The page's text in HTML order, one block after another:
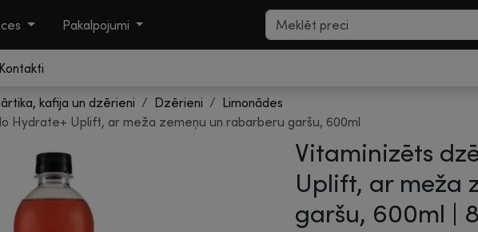
Pakalpojumi
Kontakti
kafija un dzērieni Dzērieni
Limonādes
Hydrate+ Uplift, ar meža zemeņu un rabarberu garšu, 600ml
Vitaminizēts
Uplift, ar meža
garšu, 600ml |